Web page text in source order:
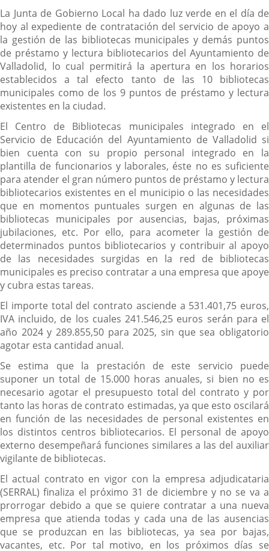
La Junta de Gobierno Local ha dado luz verde en el día de
hoy al expediente de contratación del servicio de apoyo a
la gestión de las bibliotecas municipales y demás puntos
de préstamo y lectura bibliotecarios del Ayuntamiento de
Valladolid, lo cual permitirá la apertura en los horarios
establecidos a tal efecto tanto de las 10 bibliotecas
municipales como de los 9 puntos de préstamo y lectura
existentes en la ciudad.
El Centro de Bibliotecas municipales integrado en el
Servicio de Educación del Ayuntamiento de Valladolid si
bien cuenta con su propio personal integrado en la
plantilla de funcionarios y laborales, éste no es suficiente
para atender el gran número puntos de préstamo y lectura
bibliotecarios existentes en el municipio o las necesidades
que en momentos puntuales surgen en algunas de las
bibliotecas municipales por ausencias, bajas, próximas
jubilaciones, etc. Por ello, para acometer la gestión de
determinados puntos bibliotecarios y contribuir al apoyo
de las necesidades surgidas en la red de bibliotecas
municipales es preciso contratar a una empresa que apoye
y cubra estas tareas.
El importe total del contrato asciende a 531.401,75 euros,
IVA incluido, de los cuales 241.546,25 euros serán para el
año 2024 y 289.855,50 para 2025, sin que sea obligatorio
agotar esta cantidad anual.
Se estima que la prestación de este servicio puede
suponer un total de 15.000 horas anuales, si bien no es
necesario agotar el presupuesto total del contrato y por
tanto las horas de contrato estimadas, ya que esto oscilará
en función de las necesidades de personal existentes en
los distintos centros bibliotecarios. El personal de apoyo
externo desempeñará funciones similares a las del auxiliar
vigilante de bibliotecas.
El actual contrato en vigor con la empresa adjudicataria
(SERRAL) finaliza el próximo 31 de diciembre y no se va a
prorrogar debido a que se quiere contratar a una nueva
empresa que atienda todas y cada una de las ausencias
que se produzcan en las bibliotecas, ya sea por bajas,
vacantes, etc. Por tal motivo, en los próximos días se